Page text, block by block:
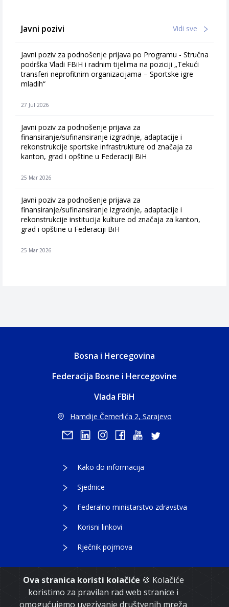
Ova stranica koristi kolačiće 🍪 Kolačiće
koristimo za pravilan rad web stranice i
omogućujemo uvezivanje društvenih mreža
Javni pozivi Vidi sve
Javni poziv za podnošenje prijava po Programu - Stručna
podrška Vladi FBiH i radnim tijelima na poziciji „Tekući
transferi neprofitnim organizacijama – Sportske igre
mladih“
27 Jul 2026
Javni poziv za podnošenje prijava za
finansiranje/sufinansiranje izgradnje, adaptacije i
rekonstrukcije sportske infrastrukture od značaja za
kanton, grad i opštine u Federaciji BiH
25 Mar 2026
Javni poziv za podnošenje prijava za
finansiranje/sufinansiranje izgradnje, adaptacije i
rekonstrukcije institucija kulture od značaja za kanton,
grad i opštine u Federaciji BiH
25 Mar 2026
Bosna i Hercegovina
Federacija Bosne i Hercegovine
Vlada FBiH
Hamdije Čemerlića 2, Sarajevo
Kako do informacija
Sjednice
Federalno ministarstvo zdravstva
Korisni linkovi
Rječnik pojmova
Copyright 2021. Vlada Federacije Bosne i